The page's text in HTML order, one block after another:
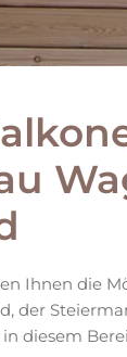
Ihnen die
der
diesem